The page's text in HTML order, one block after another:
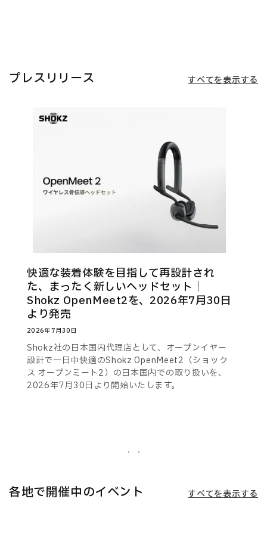
プレスリリース すべてを表示する
快適な装着体験を目指して再設計され
た、まったく新しいヘッドセット｜
Shokz OpenMeet2を、2026年7月30日
より発売
2026年7月30日
Shokz社の日本国内代理店として、オープンイヤー
設計で一日中快適のShokz OpenMeet2（ショック
ス オープンミート2）の日本国内での取り扱いを、
2026年7月30日より開始いたします。
各地で開催中のイベント すべてを表示する